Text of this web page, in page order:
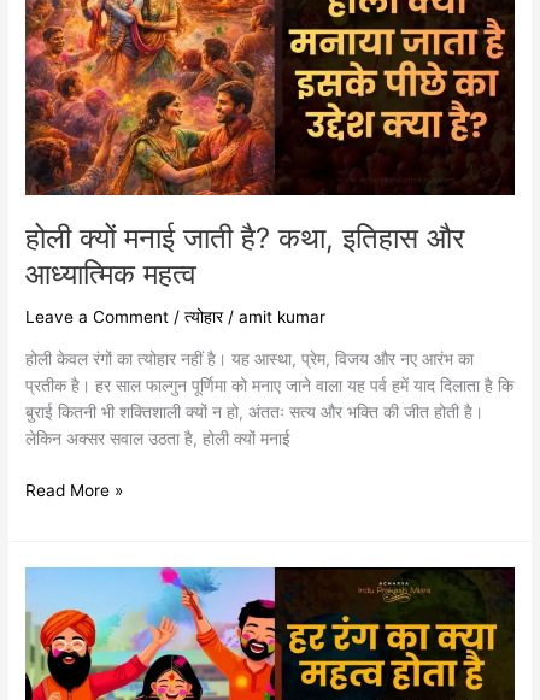
होली क्यों मनाई जाती है? कथा, इतिहास और
आध्यात्मिक महत्व
Leave a Comment /त्योहार/amit kumar
होली केवल रंगों का त्योहार नहीं है। यह आस्था, प्रेम, विजय और नए आरंभ का
प्रतीक है। हर साल फाल्गुन पूर्णिमा को मनाए जाने वाला यह पर्व हमें याद दिलाता है कि
बुराई कितनी भी शक्तिशाली क्यों न हो, अंततः सत्य और भक्ति की जीत होती है।
लेकिन अक्सर सवाल उठता है, होली क्यों मनाई
जाती
है?
कथा,
इतिहास
और
आध्यात्मिक
महत्व
Read More »
रंग
का
क्या
महत्व